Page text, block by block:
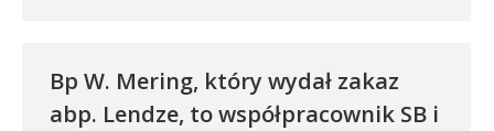
Bp W. Mering, który wydał zakaz
abp. Lendze, to współpracownik SB i